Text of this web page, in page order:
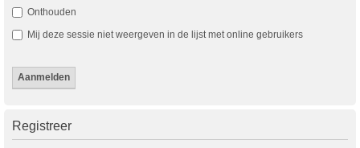
Onthouden
Mij deze sessie niet weergeven in de lijst met online gebruikers
Registreer